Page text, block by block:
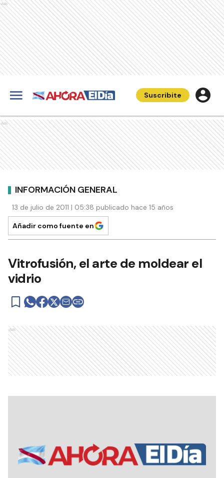
Ads
Suscribite
Ads
INFORMACIÓN GENERAL
13 de julio de 2011 | 05:38 publicado hace 15 años
Añadir como fuente en
Vitrofusión, el arte de moldear el
vidrio
Ads